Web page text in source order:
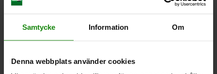
Samtycke Information Om
Denna webbplats använder cookies